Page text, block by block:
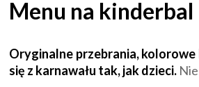
Menu na kinderbal
Oryginalne przebrania,
się z karnawału tak, jak dzieci.